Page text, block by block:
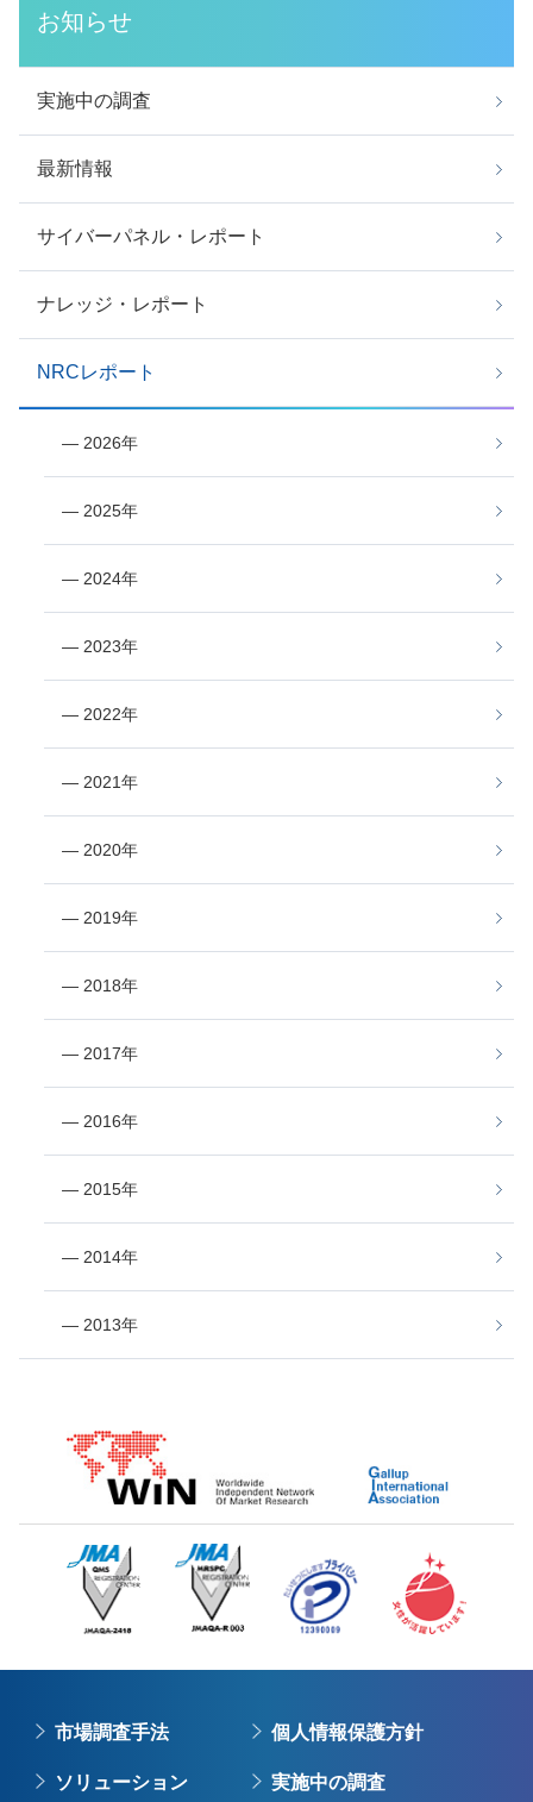
お知らせ
実施中の調査
最新情報
サイバーパネル・レポート
ナレッジ・レポート
NRCレポート
― 2026年
― 2025年
― 2024年
― 2023年
― 2022年
― 2021年
― 2020年
― 2019年
― 2018年
― 2017年
― 2016年
― 2015年
― 2014年
― 2013年
市場調査手法
ソリューション
個人情報保護方針
実施中の調査